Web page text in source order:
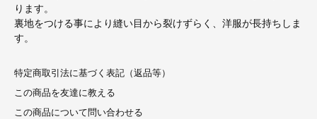
ります。
裏地をつける事により縫い目から裂けずらく、洋服が長持ちしま
す。
特定商取引法に基づく表記（返品等）
この商品を友達に教える
この商品について問い合わせる